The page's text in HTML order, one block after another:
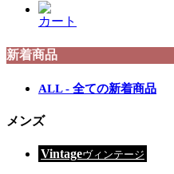
カート
新着商品
ALL - 全ての新着商品
メンズ
Vintageヴィンテージ